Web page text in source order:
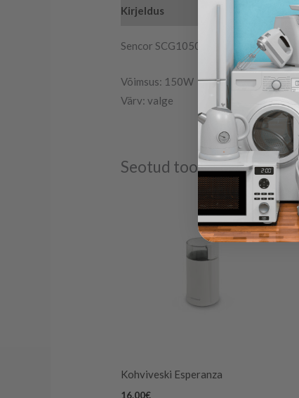
Kirjeldus
Sencor SCG1050WH
Võimsus: 150W
Värv: valge
Seotud tooted
Kohviveski Esperanza
16.00€